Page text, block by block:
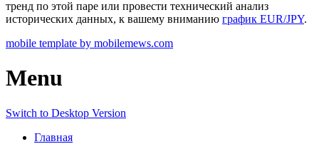
тренд по этой паре или провести технический анализ
исторических данных, к вашему вниманию график EUR/JPY.
mobile template by mobilemews.com
Menu
Switch to Desktop Version
Главная